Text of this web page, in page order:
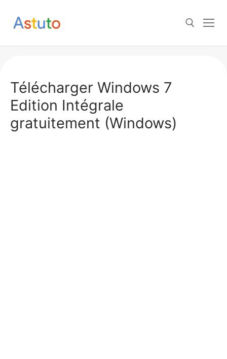
Télécharger Windows 7
Edition Intégrale
gratuitement (Windows)